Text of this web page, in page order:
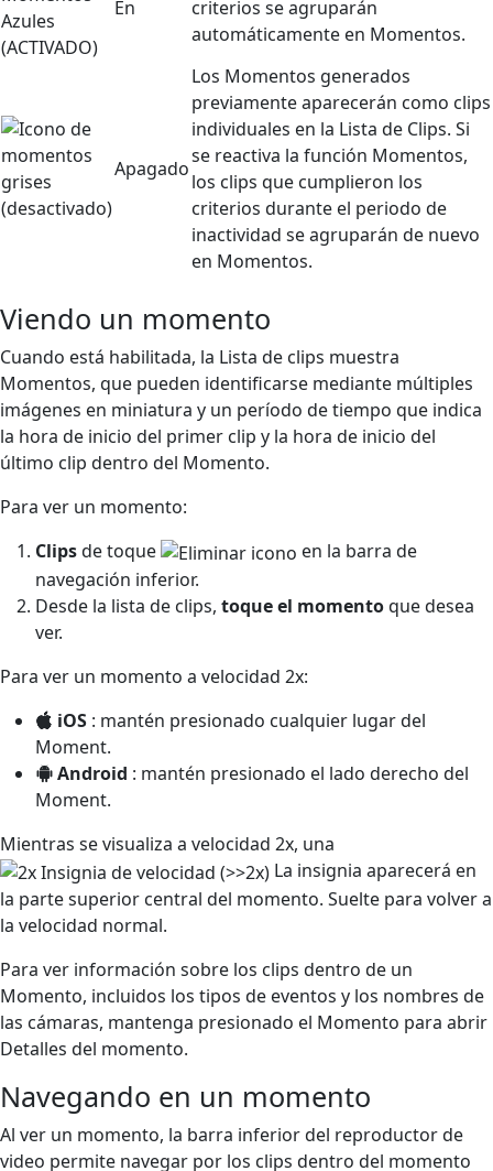
En
criterios se agruparán
automáticamente en Momentos.
Apagado
Los Momentos generados
previamente aparecerán como clips
individuales en la Lista de Clips. Si
se reactiva la función Momentos,
los clips que cumplieron los
criterios durante el periodo de
inactividad se agruparán de nuevo
en Momentos.
Viendo un momento
Cuando está habilitada, la Lista de clips muestra
Momentos, que pueden identificarse mediante múltiples
imágenes en miniatura y un período de tiempo que indica
la hora de inicio del primer clip y la hora de inicio del
último clip dentro del Momento.
Para ver un momento:
Clipsde toque
en la barra de
navegación inferior.
Desde la lista de clips, toque el momentoque desea
ver.
Para ver un momento a velocidad 2x:
iOS : mantén presionado cualquier lugar del
Moment.
Android : mantén presionado el lado derecho del
Moment.
Mientras se visualiza a velocidad 2x, una
La insignia aparecerá en
la parte superior central del momento. Suelte para volver a
la velocidad normal.
Para ver información sobre los clips dentro de un
Momento, incluidos los tipos de eventos y los nombres de
las cámaras, mantenga presionado el Momento para abrir
Detalles del momento.
Navegando en un momento
Al ver un momento, la barra inferior del reproductor de
video permite navegar por los clips dentro del momento